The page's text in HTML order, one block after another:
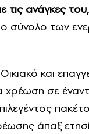
τις ανάγκες
σύνολο των
και
χρέωση σε
άπαξ